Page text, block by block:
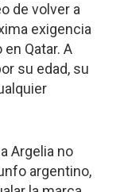
de volver a
exigencia
Qatar. A
su edad, su
Argelia no
argentino,